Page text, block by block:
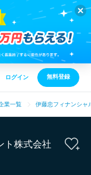
ログイン 無料登録
業一覧 伊藤忠フィナンシャ
ト株式会社